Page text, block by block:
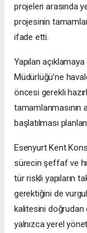
projeleri arasında
projesinin
ifade etti.
Yapılan
Müdürlüğü’ne
öncesi gerekli
tamamlanmasının
başlatılması
Esenyurt Kent
sürecin şeffaf ve
tür riskli yapıların
gerektiğini de
kalitesini doğrudan
yalnızca yerel